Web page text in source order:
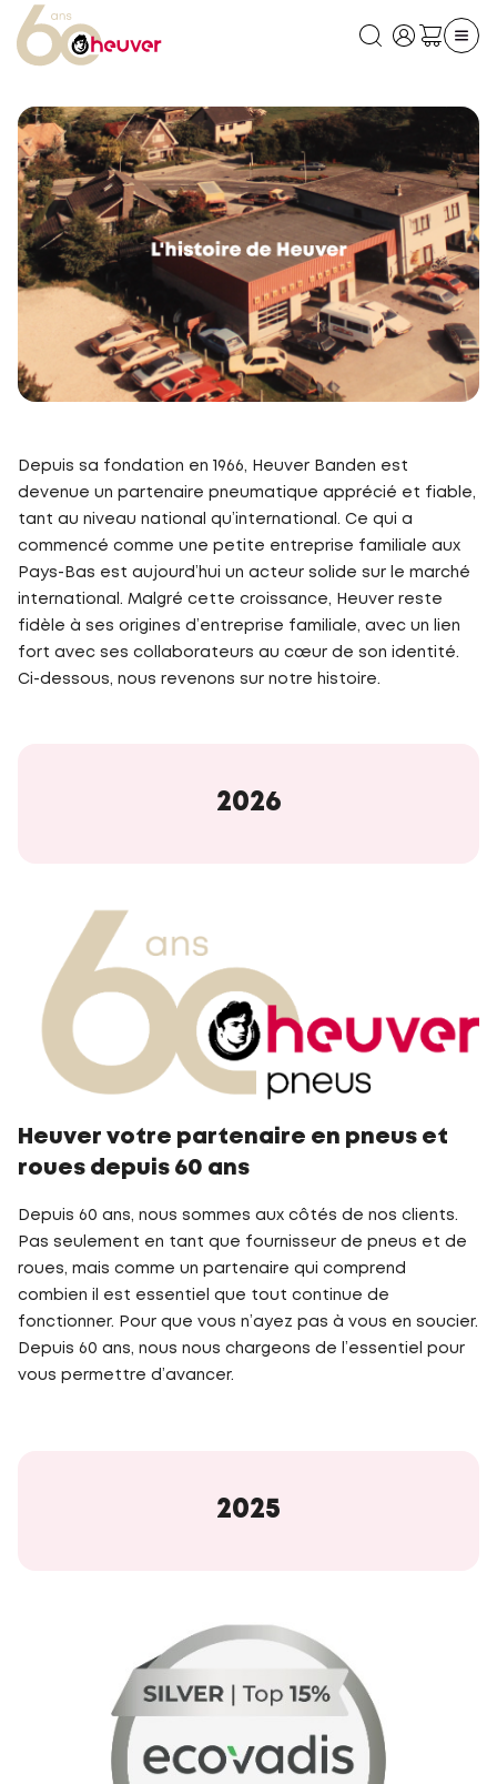
Depuis sa fondation en 1966, Heuver Banden est
devenue un partenaire pneumatique apprécié et fiable,
tant au niveau national qu’international. Ce qui a
commencé comme une petite entreprise familiale aux
Pays-Bas est aujourd’hui un acteur solide sur le marché
international. Malgré cette croissance, Heuver reste
fidèle à ses origines d’entreprise familiale, avec un lien
fort avec ses collaborateurs au cœur de son identité.
Ci-dessous, nous revenons sur notre histoire.
2026
Heuver votre partenaire en pneus et
roues depuis 60 ans
Depuis 60 ans, nous sommes aux côtés de nos clients.
Pas seulement en tant que fournisseur de pneus et de
roues, mais comme un partenaire qui comprend
combien il est essentiel que tout continue de
fonctionner. Pour que vous n’ayez pas à vous en soucier.
Depuis 60 ans, nous nous chargeons de l’essentiel pour
vous permettre d’avancer.
2025